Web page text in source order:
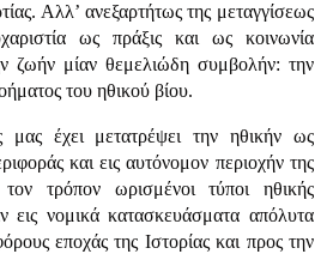
Αλλ’ ανεξαρτήτως της μεταγγίσεως
ως πράξις και ως κοινωνία
ζωήν μίαν θεμελιώδη συμβολήν: την
του ηθικού βίου.
μας έχει μετατρέψει την ηθικήν ως
και εις αυτόνομον περιοχήν της
τρόπον ωρισμένοι τύποι ηθικής
εις νομικά κατασκευάσματα απόλυτα
εποχάς της Ιστορίας και προς την